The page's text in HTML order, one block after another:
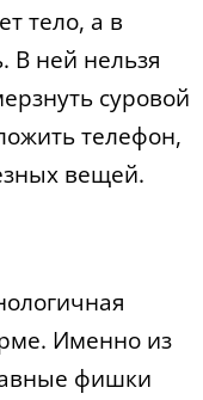
тело, а в
В ней нельзя
суровой
телефон,
вещей.
Именно из
фишки